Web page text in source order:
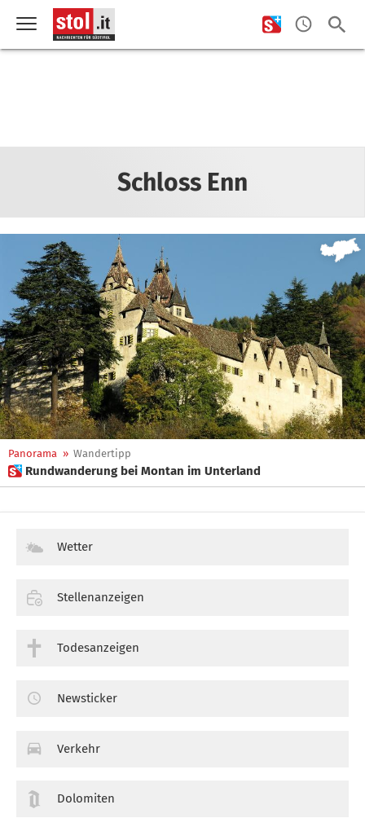
Schloss Enn
Panorama » Wandertipp
 Rundwanderung bei Montan im Unterland
Wetter
Stellenanzeigen
Todesanzeigen
Newsticker
Verkehr
Dolomiten